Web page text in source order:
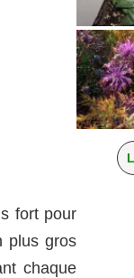
fort pour
plus gros
chaque